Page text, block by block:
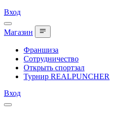
Вход
Магазин
Франшиза
Сотрудничество
Открыть спортзал
Турнир REALPUNCHER
Вход